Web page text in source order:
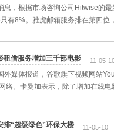
息，根据市场咨询公司Hitwise的
有8%。雅虎邮箱服务排在第四
租借服务增加三千部电影 11-05-
外媒体报道，谷歌旗下视频网站
络。卡曼加表示，除了增加在线
排“超级绿色”环保大楼 11-05-10